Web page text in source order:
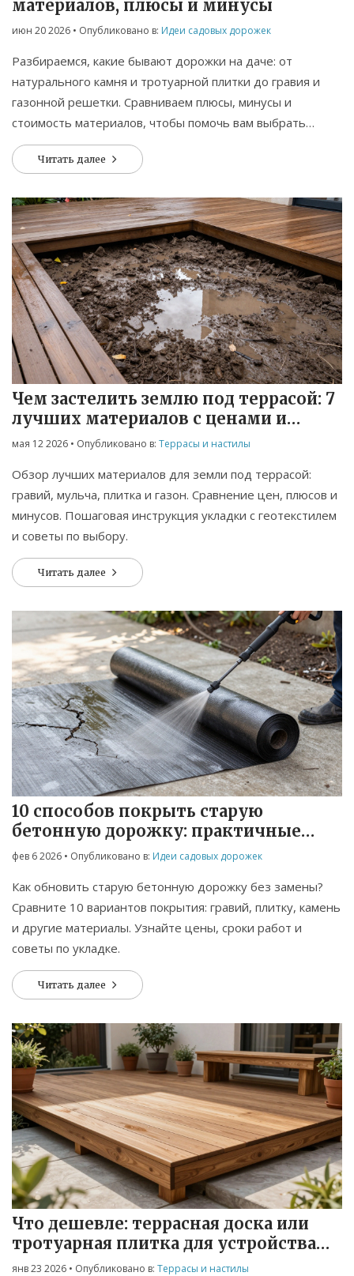
материалов, плюсы и минусы
июн 20 2026 • Опубликовано в: Идеи садовых дорожек
Разбираемся, какие бывают дорожки на даче: от
натурального камня и тротуарной плитки до гравия и
газонной решетки. Сравниваем плюсы, минусы и
стоимость материалов, чтобы помочь вам выбрать
идеальное покрытие для вашего участка.
Читать далее
Чем застелить землю под террасой: 7
лучших материалов с ценами и
инструкциями
мая 12 2026 • Опубликовано в: Террасы и настилы
Обзор лучших материалов для земли под террасой:
гравий, мульча, плитка и газон. Сравнение цен, плюсов и
минусов. Пошаговая инструкция укладки с геотекстилем
и советы по выбору.
Читать далее
10 способов покрыть старую
бетонную дорожку: практичные
решения для сада
фев 6 2026 • Опубликовано в: Идеи садовых дорожек
Как обновить старую бетонную дорожку без замены?
Сравните 10 вариантов покрытия: гравий, плитку, камень
и другие материалы. Узнайте цены, сроки работ и
советы по укладке.
Читать далее
Что дешевле: террасная доска или
тротуарная плитка для устройства
площадки?
янв 23 2026 • Опубликовано в: Террасы и настилы